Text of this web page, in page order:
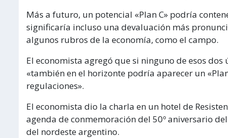
Más a futuro, un potencial «Plan C» podría
significaría incluso una devaluación más
algunos rubros de la economía, como el campo.
El economista agregó que si ninguno de esos
«también en el horizonte podría aparecer un
regulaciones».
El economista dio la charla en un hotel de
agenda de conmemoración del 50º aniversario
del nordeste argentino.